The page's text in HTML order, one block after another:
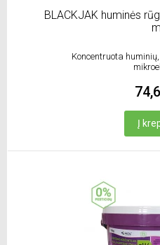
BLACKJAK huminės
Koncentruota
Į